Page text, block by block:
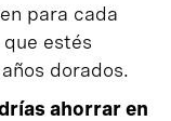
para cada
estés
dorados.
ahorrar en